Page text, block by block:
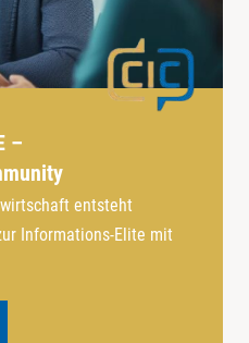
–
entsteht
Informations-Elite mit